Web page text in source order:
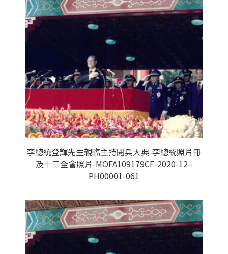
李總統登輝先生親臨主持閱兵大典-李總統照片冊
及十三全會照片-MOFA109179CF-2020-12–
PH00001-061